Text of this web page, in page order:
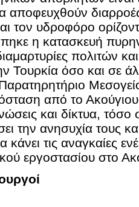
τον υδροφόρο
η κατασκευή
πολιτών
Τουρκία όσο και σε
από το
και δίκτυα,
την ανησυχία τους
τις αναγκαίες
εργοστασίου στο